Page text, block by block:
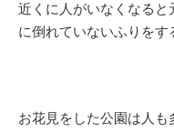
近くに人がいなくなる
に倒れていないふりをす
お花見をした公園は人